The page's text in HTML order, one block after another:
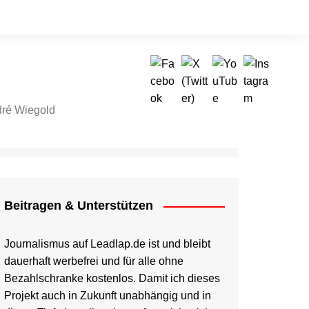
Wiegold
Beitragen & Unterstützen
Journalismus auf Leadlap.de ist und bleibt
dauerhaft werbefrei und für alle ohne
Bezahlschranke kostenlos. Damit ich dieses
Projekt auch in Zukunft unabhängig und in